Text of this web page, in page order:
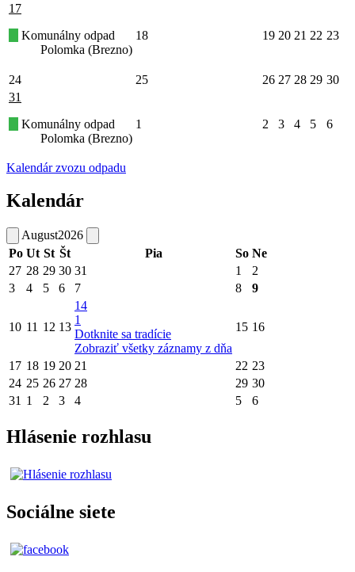
17
Komunálny odpad
Polomka (Brezno)
18 19 20 21 22 23
24 25 26 27 28 29 30
31
Komunálny odpad
Polomka (Brezno)
1 2 3 4 5 6
Kalendár zvozu odpadu
Kalendár
August2026
Po Ut St Št Pia So Ne
27 28 29 30 31 1
2
3
4 5 6 7 8 9
10 11 12 13
14
1
Dotknite sa tradície
Zobraziť všetky záznamy z dňa
15 16
17 18 19 20 21 22 23
24 25 26 27 28 29 30
31 1 2 3 4 5 6
Hlásenie rozhlasu
Sociálne siete